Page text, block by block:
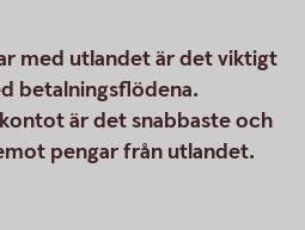
med utlandet är det viktigt
betalningsflödena.
är det snabbaste och
pengar från utlandet.